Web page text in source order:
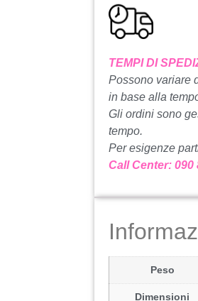
TEMPI DI
Possono variare
in base alla
Gli ordini sono
tempo.
Per esigenze
Call Center: 090
Peso
Dimensioni